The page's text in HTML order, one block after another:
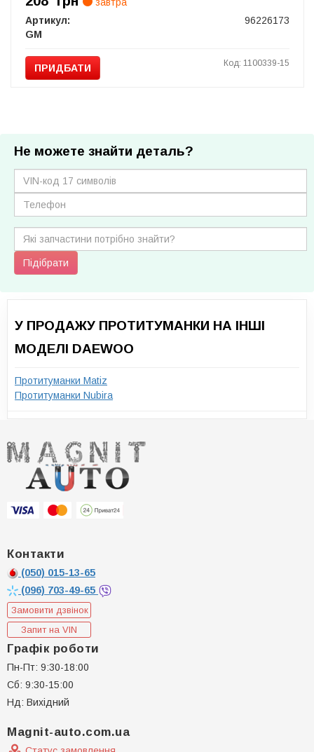
завтра
Артикул:
96226173
GM
ПРИДБАТИ Код: 1100339-15
Не можете знайти деталь?
Підібрати
У ПРОДАЖУ ПРОТИТУМАНКИ НА ІНШІ
МОДЕЛІ DAEWOO
Протитуманки Matiz
Протитуманки Nubira
Контакти
(050) 015-13-65
(096) 703-49-65
Замовити дзвінок
Запит на VIN
Графік роботи
Пн-Пт: 9:30-18:00
Сб: 9:30-15:00
Нд: Вихідний
Magnit-auto.com.ua